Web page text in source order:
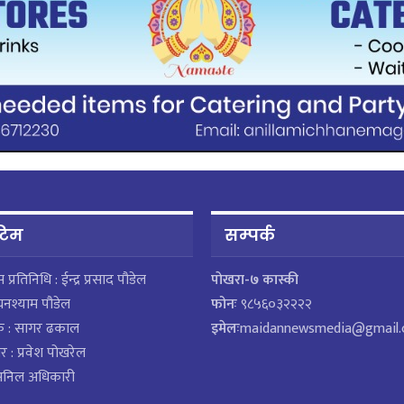
: ईन्द्र प्रसाद पौडेल
पौडेल
: सागर ढकाल
: प्रवेश पोखरेल
अधिकारी
सम्पर्क
पाेखरा-७ कास्की
फोनः९८५६०३२२२२
इमेलः